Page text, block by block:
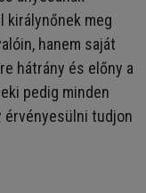
királynőnek meg
hanem saját
hátrány és előny a
pedig minden
érvényesülni tudjon